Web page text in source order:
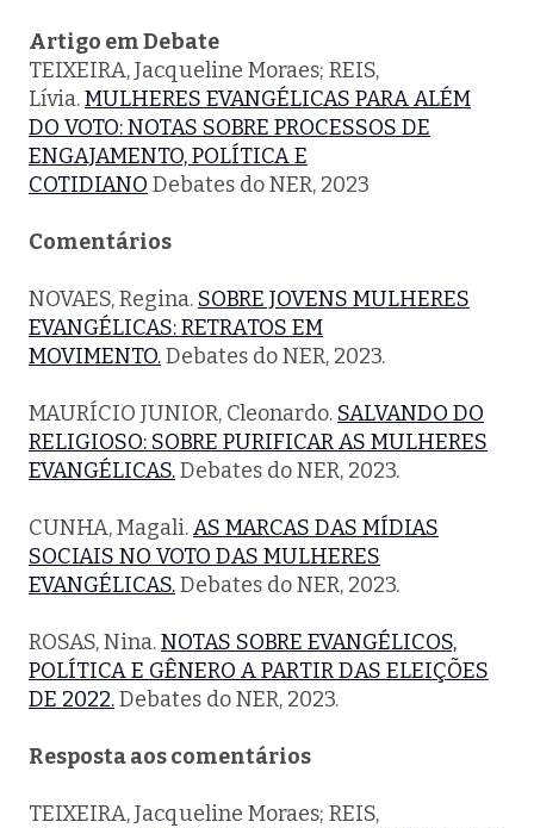
Artigo em Debate
TEIXEIRA, Jacqueline Moraes; REIS,
Lívia.MULHERES EVANGÉLICAS PARA ALÉM
DO VOTO: NOTAS SOBRE PROCESSOS DE
ENGAJAMENTO, POLÍTICA E
COTIDIANO Debates do NER, 2023
Comentários
NOVAES, Regina. SOBRE JOVENS MULHERES
EVANGÉLICAS: RETRATOS EM
MOVIMENTO.Debates do NER, 2023.
MAURÍCIO JUNIOR, Cleonardo. SALVANDO DO
RELIGIOSO: SOBRE PURIFICAR AS MULHERES
EVANGÉLICAS.Debates do NER, 2023.
CUNHA, Magali.AS MARCAS DAS MÍDIAS
SOCIAIS NO VOTO DAS MULHERES
EVANGÉLICAS.Debates do NER, 2023.
ROSAS, Nina.NOTAS SOBRE EVANGÉLICOS,
POLÍTICA E GÊNERO A PARTIR DAS ELEIÇÕES
DE 2022.Debates do NER, 2023.
Resposta aos comentários
TEIXEIRA, Jacqueline Moraes; REIS,